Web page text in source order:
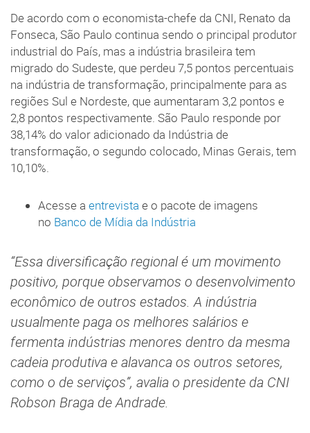
De acordo com o economista-chefe da CNI, Renato da
Fonseca, São Paulo continua sendo o principal produtor
industrial do País, mas a indústria brasileira tem
migrado do Sudeste, que perdeu 7,5 pontos percentuais
na indústria de transformação, principalmente para as
regiões Sul e Nordeste, que aumentaram 3,2 pontos e
2,8 pontos respectivamente. São Paulo responde por
38,14% do valor adicionado da Indústria de
transformação, o segundo colocado, Minas Gerais, tem
10,10%.
Acesse a entrevista e o pacote de imagens
no Banco de Mídia da Indústria
“Essa diversificação regional é um movimento
positivo, porque observamos o desenvolvimento
econômico de outros estados. A indústria
usualmente paga os melhores salários e
fermenta indústrias menores dentro da mesma
cadeia produtiva e alavanca os outros setores,
como o de serviços”, avalia o presidente da CNI
Robson Braga de Andrade.